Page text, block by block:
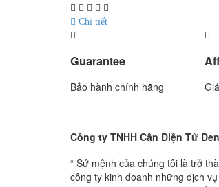
Chi tiết
Guarantee
Bảo hành chính hãng
Công ty TNHH Cân Điện Tử
“ Sứ mệnh của chúng tôi là trở
công ty kinh doanh những dịch